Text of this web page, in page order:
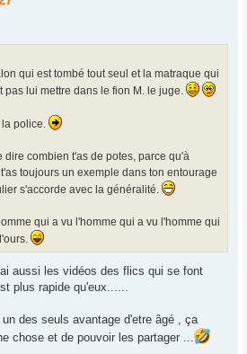
qui est tombé tout seul et la matraque qui
pas lui mettre dans le fion M. le juge.
la police.
dire combien t'as de potes, parce qu'à
toujours un exemple dans ton entourage
s'accorde avec la généralité.
qui a vu l'homme qui a vu l'homme qui
aussi les vidéos des flics qui se font
plus rapide qu'eux......
des seuls avantage d'etre âgé , ça
chose et de pouvoir les partager ...